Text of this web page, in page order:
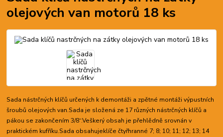
olejových van motorů 18 ks
Sada nástrčných klíčů určených k demontáži a zpětné montáži výpustních
šroubů olejových van.Sada je složená ze 17 různých nástrčných klíčů a
pákou se zakončením 3/8“.Veškerý obsah je přehlědně srovnán v
praktickém kufříku.Sada obsahujeklíče čtyřhranné 7; 8; 10; 11; 12; 13; 14